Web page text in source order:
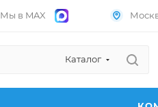
Мы в MAX
Каталог